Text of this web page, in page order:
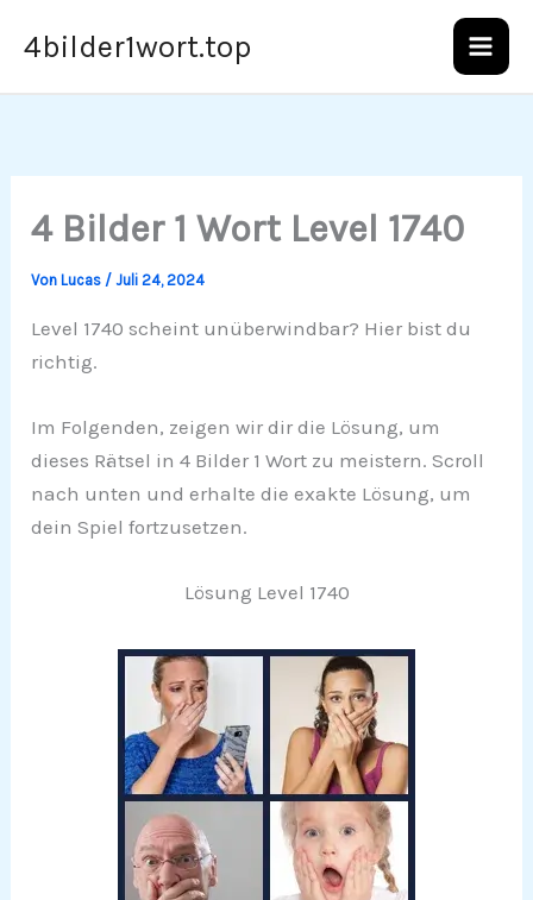
Inhalt
4bilder1wort.top
4 Bilder 1 Wort Level 1740
VonLucas /Juli 24, 2024
Level 1740 scheint unüberwindbar? Hier bist du
richtig.
Im Folgenden, zeigen wir dir die Lösung, um
dieses Rätsel in 4 Bilder 1 Wort zu meistern. Scroll
nach unten und erhalte die exakte Lösung, um
dein Spiel fortzusetzen.
Lösung Level 1740